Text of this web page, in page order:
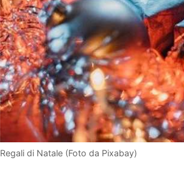
Regali di Natale (Foto da Pixabay)